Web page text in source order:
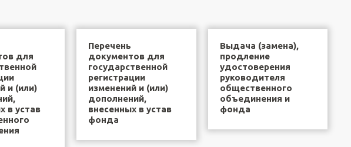
для
и (или)
в устав
Перечень
документов для
государственной
регистрации
изменений и (или)
дополнений,
внесенных в устав
фонда
Выдача (замена),
продление
удостоверения
руководителя
общественного
объединения и
фонда